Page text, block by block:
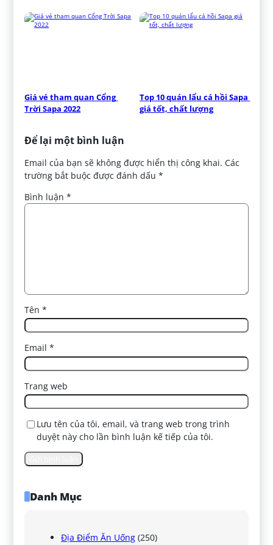
Giá vé tham quan Cổng
Trời Sapa 2022
Top 10 quán lẩu cá hồi Sapa
giá tốt, chất lượng
Để lại một bình luận
Email của bạn sẽ không được hiển thị công khai. Các
trường bắt buộc được đánh dấu*
Bình luận*
Tên*
Email*
Trang web
Lưu tên của tôi, email, và trang web trong trình
duyệt này cho lần bình luận kế tiếp của tôi.
Danh Mục
Địa Điểm Ăn Uống (250)